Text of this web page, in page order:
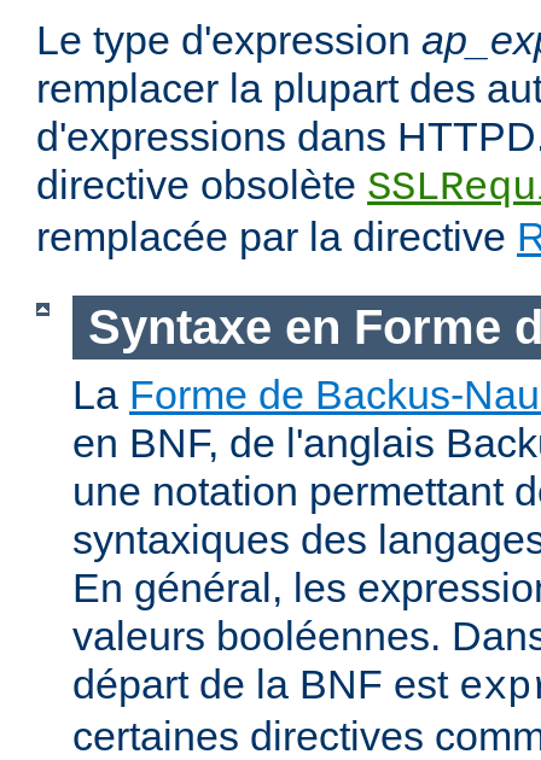
Le type d'expression
remplacer la plupart des
d'expressions dans
directive obsolète
remplacée par la directive
Syntaxe en Forme
La Forme de Backus-
en BNF, de l'anglais
une notation permettant
syntaxiques des
En général, les
valeurs booléennes.
départ de la BNF est
certaines directives